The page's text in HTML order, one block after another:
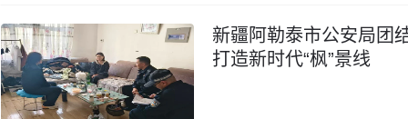
新疆阿勒泰市公安局团
打造新时代“枫”景线